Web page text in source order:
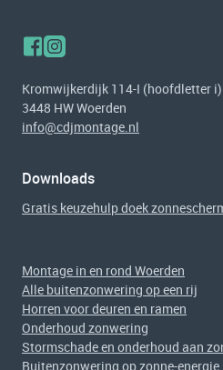
Kromwijkerdijk 114-I (hoofdletter i)
3448 HW Woerden
info@cdjmontage.nl
Downloads
Gratis keuzehulp doek
Montage in en rond Woerden
Alle buitenzonwering op een rij
Horren voor deuren en ramen
Onderhoud zonwering
Stormschade en onderhoud aan
Buitenzonwering op zonne-energie